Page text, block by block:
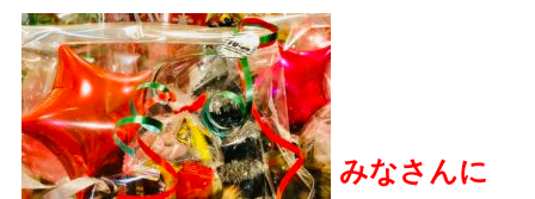
みなさんに